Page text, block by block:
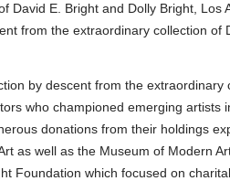
David E. Bright and Dolly Bright,
from the extraordinary collection
by descent from the
who championed emerging
donations from their holdings
as well as the Museum of Modern
Foundation which focused on